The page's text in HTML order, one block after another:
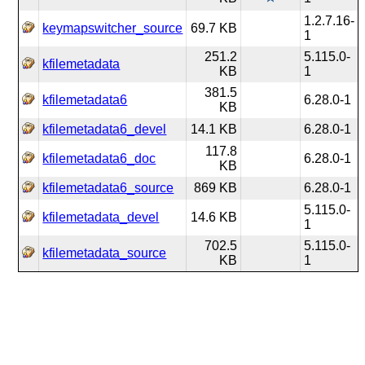
keymapswitcher_source 69.7 KB
1.2.7.16-
1
kfilemetadata
251.2
KB
5.115.0-
1
kfilemetadata6
381.5
KB
6.28.0-1
kfilemetadata6_devel 14.1 KB 6.28.0-1
kfilemetadata6_doc
117.8
KB
6.28.0-1
kfilemetadata6_source 869 KB 6.28.0-1
kfilemetadata_devel 14.6 KB
5.115.0-
1
kfilemetadata_source
702.5
KB
5.115.0-
1